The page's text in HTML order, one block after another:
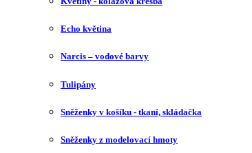
Echo květina
Narcis – vodové barvy
Tulipány
Sněženky v košíku - tkaní, skládačka
Sněženky z modelovací hmoty